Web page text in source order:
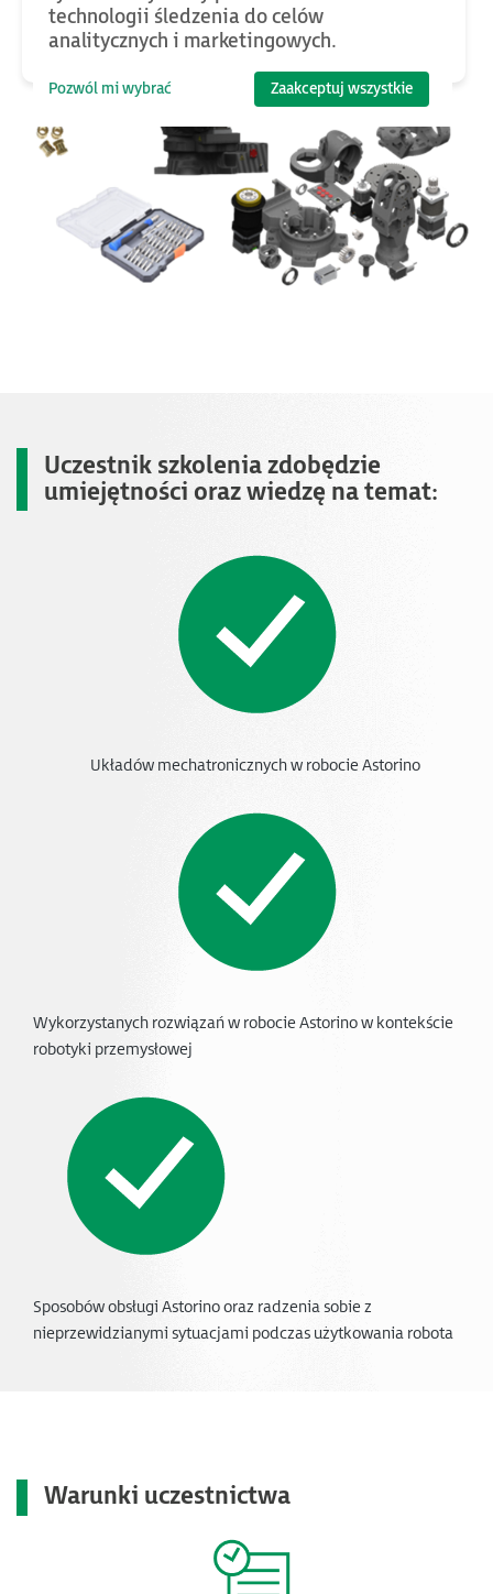
Uczestnik szkolenia zdobędzie
umiejętności orazwiedzę na temat:
Układów mechatronicznych w robocie Astorino
Wykorzystanych rozwiązań w robocie Astorino w kontekście
robotyki przemysłowej
Sposobów obsługi Astorino oraz radzenia sobie z
nieprzewidzianymi sytuacjami podczas użytkowania robota
Warunki uczestnictwa
technologii śledzenia do celów
analitycznych i marketingowych.
Pozwól mi wybrać Zaakceptuj wszystkie